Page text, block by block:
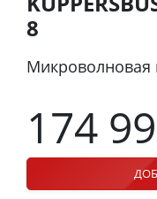
8
Микроволновая
174